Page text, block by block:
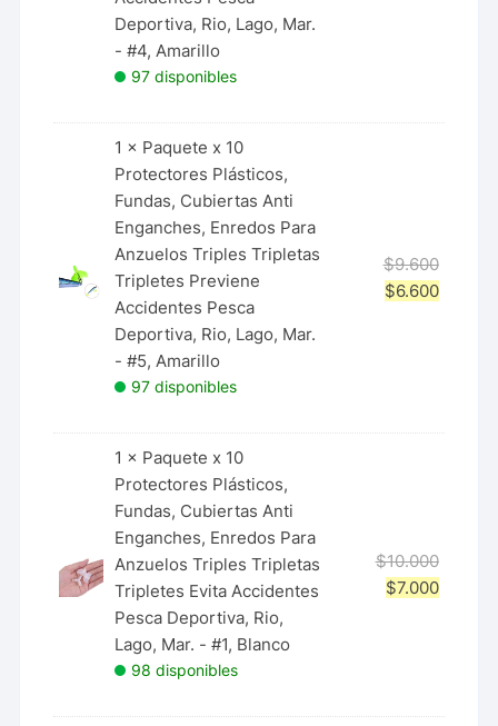
Deportiva, Rio, Lago, Mar.
- #4, Amarillo
97 disponibles
1 × Paquete x 10
Protectores Plásticos,
Fundas, Cubiertas Anti
Enganches, Enredos Para
Anzuelos Triples Tripletas
Tripletes Previene
Accidentes Pesca
Deportiva, Rio, Lago, Mar.
- #5, Amarillo
97 disponibles
$9.600
$6.600
1 × Paquete x 10
Protectores Plásticos,
Fundas, Cubiertas Anti
Enganches, Enredos Para
Anzuelos Triples Tripletas
Tripletes Evita Accidentes
Pesca Deportiva, Rio,
Lago, Mar. - #1, Blanco
98 disponibles
$10.000
$7.000